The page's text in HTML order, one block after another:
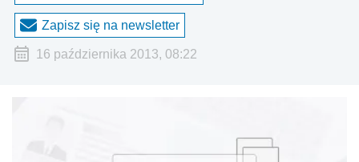
Zapisz się na newsletter
16 października 2013, 08:22